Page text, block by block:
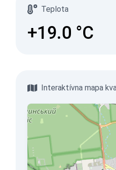
Teplota
+19.0 °C
Interaktívna mapa